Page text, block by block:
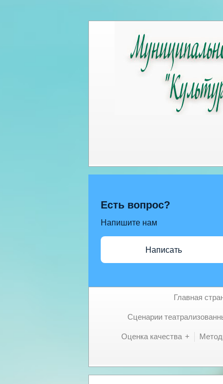
Есть вопрос?
Напишите нам
Написать
Главная
Сценарии
Оценка качества